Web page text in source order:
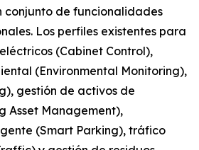
conjunto de funcionalidades
Los perfiles existentes para
(Cabinet Control),
(Environmental Monitoring),
gestión de activos de
Asset Management),
(Smart Parking), tráfico